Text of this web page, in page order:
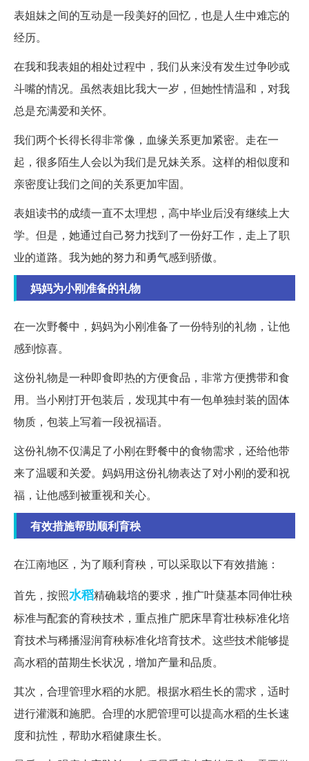
表姐妹之间的互动是一段美好的回忆，也是人生中难忘的
经历。
在我和我表姐的相处过程中，我们从来没有发生过争吵或
斗嘴的情况。虽然表姐比我大一岁，但她性情温和，对我
总是充满爱和关怀。
我们两个长得长得非常像，血缘关系更加紧密。走在一
起，很多陌生人会以为我们是兄妹关系。这样的相似度和
亲密度让我们之间的关系更加牢固。
表姐读书的成绩一直不太理想，高中毕业后没有继续上大
学。但是，她通过自己努力找到了一份好工作，走上了职
业的道路。我为她的努力和勇气感到骄傲。
妈妈为小刚准备的礼物
在一次野餐中，妈妈为小刚准备了一份特别的礼物，让他
感到惊喜。
这份礼物是一种即食即热的方便食品，非常方便携带和食
用。当小刚打开包装后，发现其中有一包单独封装的固体
物质，包装上写着一段祝福语。
这份礼物不仅满足了小刚在野餐中的食物需求，还给他带
来了温暖和关爱。妈妈用这份礼物表达了对小刚的爱和祝
福，让他感到被重视和关心。
有效措施帮助顺利育秧
在江南地区，为了顺利育秧，可以采取以下有效措施：
首先，按照水稻精确栽培的要求，推广叶蘖基本同伸壮秧
标准与配套的育秧技术，重点推广肥床旱育壮秧标准化培
育技术与稀播湿润育秧标准化培育技术。这些技术能够提
高水稻的苗期生长状况，增加产量和品质。
其次，合理管理水稻的水肥。根据水稻生长的需求，适时
进行灌溉和施肥。合理的水肥管理可以提高水稻的生长速
度和抗性，帮助水稻健康生长。